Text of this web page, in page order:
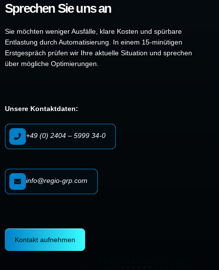
Sprechen Sie uns an
Sie möchten weniger Ausfälle, klare Kosten und spürbare
Entlastung durch Automatisierung. In einem 15-minütigen
Erstgespräch prüfen wir Ihre aktuelle Situation und sprechen
über mögliche Optimierungen.
Unsere Kontaktdaten:
+49 (0) 2404 – 5999 34-0
info@regio-grp.com
Kontakt aufnehmen